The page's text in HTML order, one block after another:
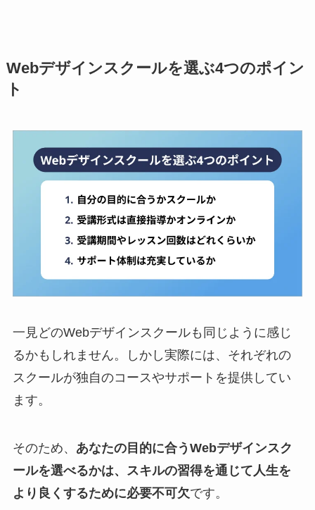
Webデザインスクールを選ぶ4つのポイン
ト
一見どのWebデザインスクールも同じように感じ
るかもしれません。しかし実際には、それぞれの
スクールが独自のコースやサポートを提供してい
ます。
そのため、 あなたの目的に合うWebデザインスク
ールを選べるかは、スキルの習得を通じて人生を
より良くするために必要不可欠です。